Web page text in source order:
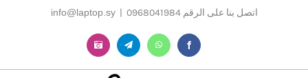
اتصل بنا على الرقم 0968041984 |
info@laptop.sy
Facebook
WhatsApp
Telegram
Instagram